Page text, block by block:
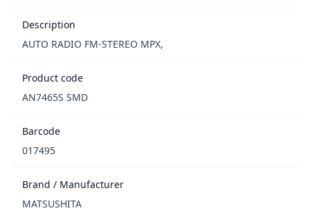
Description
AUTO RADIO FM-STEREO MPX,
Product code
AN7465S SMD
Barcode
017495
Brand / Manufacturer
MATSUSHITA